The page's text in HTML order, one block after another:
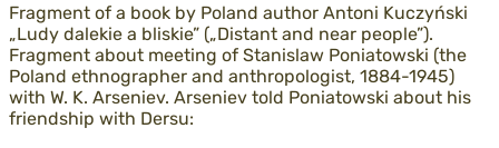
Fragment of a book by Poland author Antoni Kuczyński
„Ludy dalekie a bliskie” („Distant and near people”).
Fragment about meeting of Stanislaw Poniatowski (the
Poland ethnographer and anthropologist, 1884-1945)
with W. K. Arseniev. Arseniev told Poniatowski about his
friendship with Dersu: